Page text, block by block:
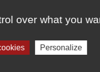
over what you
Personalize